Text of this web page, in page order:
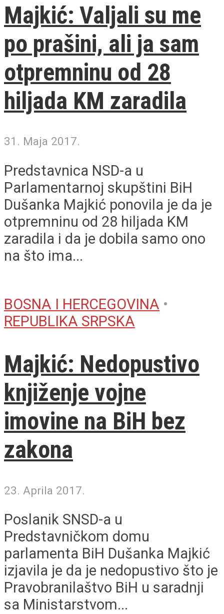
Majkić: Valjali su me
po prašini, ali ja sam
otpremninu od 28
hiljada KM zaradila
31. Maja 2017.
Predstavnica NSD-a u
Parlamentarnoj skupštini BiH
Dušanka Majkić ponovila je da je
otpremninu od 28 hiljada KM
zaradila i da je dobila samo ono
na što ima...
BOSNA I HERCEGOVINA •
REPUBLIKA SRPSKA
Majkić: Nedopustivo
knjiženje vojne
imovine na BiH bez
zakona
23. Aprila 2017.
Poslanik SNSD-a u
Predstavničkom domu
parlamenta BiH Dušanka Majkić
izjavila je da je nedopustivo što je
Pravobranilaštvo BiH u saradnji
sa Ministarstvom...